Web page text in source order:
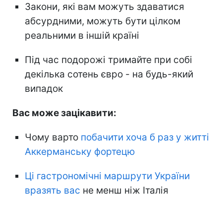
Закони, які вам можуть здаватися
абсурдними, можуть бути цілком
реальними в іншій країні
Під час подорожі тримайте при собі
декілька сотень євро - на будь-який
випадок
Вас може зацікавити:
Чому варто побачити хоча б раз у житті
Аккерманську фортецю
Ці гастрономічні маршрути України
вразять вас не менш ніж Італія